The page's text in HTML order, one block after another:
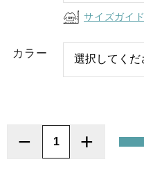
は
¥17,600
格
は
で
サイズガイド
カラー
−
ROKA+